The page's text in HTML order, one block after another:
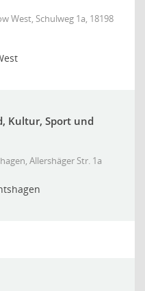
West, Schulweg 1a, 18198
Kultur, Sport und
Allershäger Str. 1a